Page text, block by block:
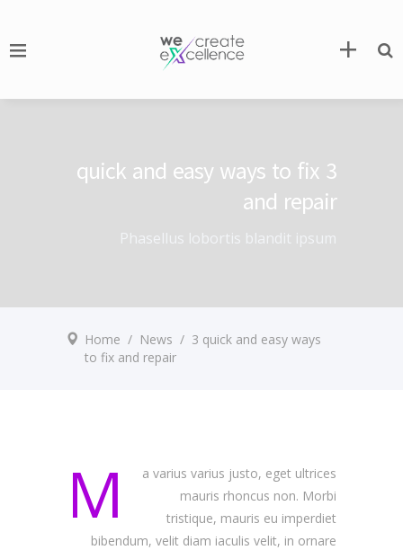
3 quick and easy ways to fix
and repair
Phasellus lobortis blandit ipsum
Home / News / 3 quick and easy ways
to fix and repair
M
a varius varius justo, eget ultrices
mauris rhoncus non. Morbi
tristique, mauris eu imperdiet
bibendum, velit diam iaculis velit, in ornare